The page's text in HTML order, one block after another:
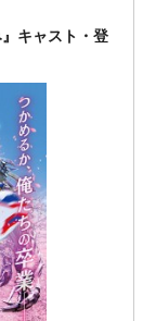
キャスト・登